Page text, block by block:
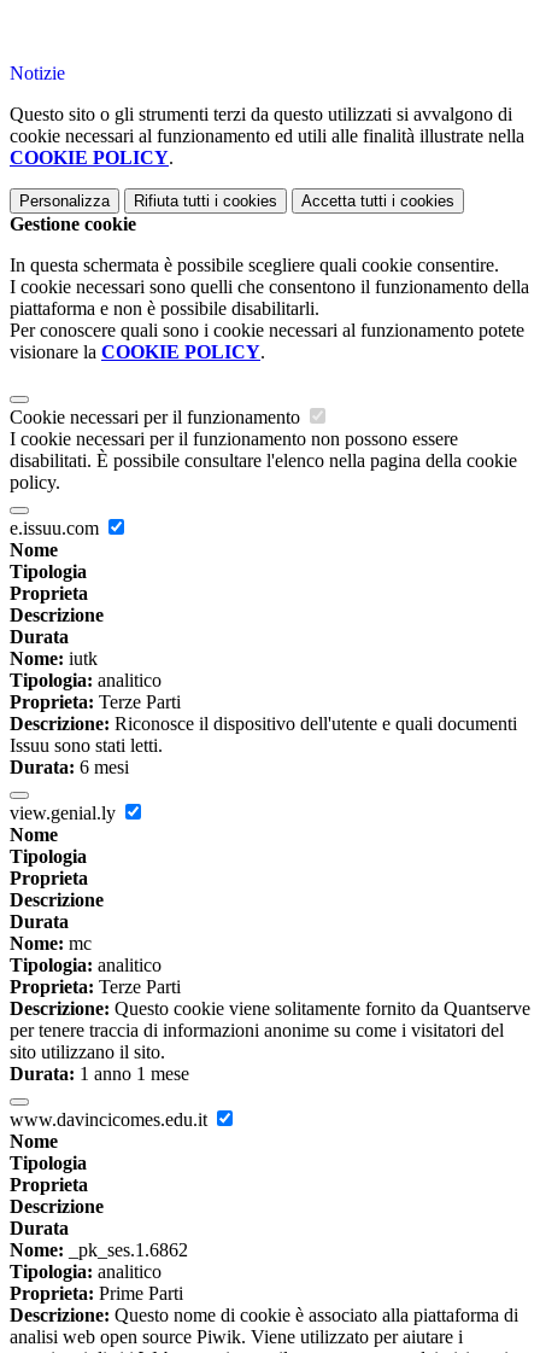
Notizie
Questo sito o gli strumenti terzi da questo utilizzati si avvalgono di
cookie necessari al funzionamento ed utili alle finalità illustrate nella
COOKIE POLICY.
Personalizza Rifiuta tutti i cookies Accetta tutti i cookies
Gestione cookie
In questa schermata è possibile scegliere quali cookie consentire.
I cookie necessari sono quelli che consentono il funzionamento della
piattaforma e non è possibile disabilitarli.
Per conoscere quali sono i cookie necessari al funzionamento potete
visionare la COOKIE POLICY.
Cookie necessari per il funzionamento
I cookie necessari per il funzionamento non possono essere
disabilitati. È possibile consultare l'elenco nella pagina della cookie
policy.
e.issuu.com
Nome
Tipologia
Proprieta
Descrizione
Durata
Nome: iutk
Tipologia: analitico
Proprieta: Terze Parti
Descrizione: Riconosce il dispositivo dell'utente e quali documenti
Issuu sono stati letti.
Durata: 6 mesi
view.genial.ly
Nome
Tipologia
Proprieta
Descrizione
Durata
Nome: mc
Tipologia: analitico
Proprieta: Terze Parti
Descrizione: Questo cookie viene solitamente fornito da Quantserve
per tenere traccia di informazioni anonime su come i visitatori del
sito utilizzano il sito.
Durata: 1 anno 1 mese
www.davincicomes.edu.it
Nome
Tipologia
Proprieta
Descrizione
Durata
Nome: _pk_ses.1.6862
Tipologia: analitico
Proprieta: Prime Parti
Descrizione: Questo nome di cookie è associato alla piattaforma di
analisi web open source Piwik. Viene utilizzato per aiutare i